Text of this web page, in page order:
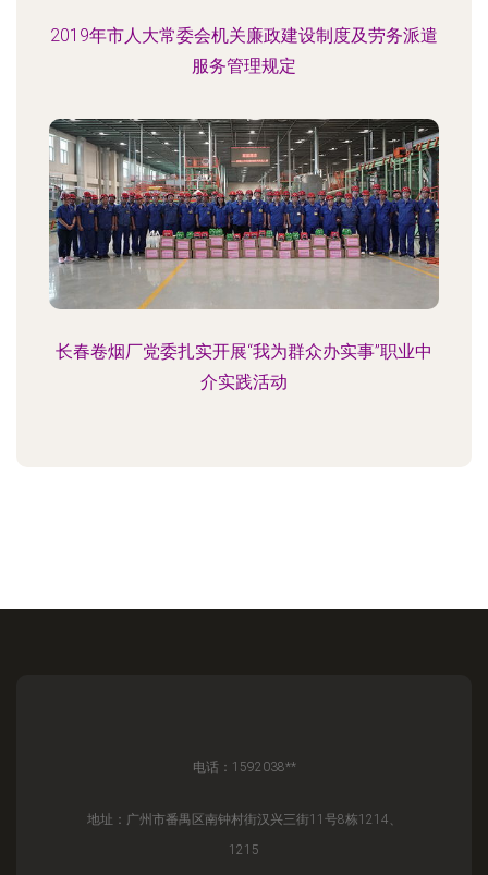
2019年市人大常委会机关廉政建设制度及劳务派遣
服务管理规定
长春卷烟厂党委扎实开展“我为群众办实事”职业中
介实践活动
电话：1592038**
地址：广州市番禺区南钟村街汉兴三街11号8栋1214、
1215